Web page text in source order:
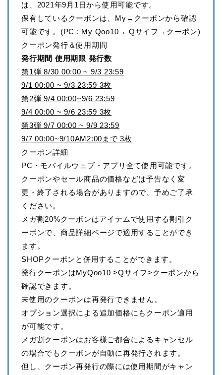
は、2021年9月1日から使用可能です。
保有しているクーポンは、My→クーポンから確認
可能です。(PC : My Qoo10→ Qサイフ→クーポン)
クーポン発行＆使用期間
発行期間 使用期限 発行数
第1弾 8/30 00:00 ~ 9/3 23:59
9/1 00:00 ~ 9/3 23:59 3枚
第2弾 9/4 00:00~9/6 23:59
9/4 00:00 ~ 9/6 23:59 3枚
第3弾 9/7 00:00 ~ 9/9 23:59
9/7 00:00~9/10AM2:00まで 3枚
クーポン詳細
PC・モバイルウェブ・アプリ全て使用可能です。
クーポンやセール商品の価格などは予告なく変
更・終了される場合がありますので、予めご了承
ください。
メガ割20%クーポンはアイテムで使用する割引ク
ーポンで、商品詳細ページで適用することができ
ます。
SHOPクーポンと併用することができます。
発行クーポンはMyQoo10 >Qサイフ>クーポンから
確認できます。
未使用のクーポンは再発行できません。
オプション選択による追加価格にもクーポン適用
が可能です。
メガ割クーポンはお客様ご都合によるキャンセル
の場合でもクーポンが自動に再発行されます。
但し、クーポン再発行の際には使用期間がキャン